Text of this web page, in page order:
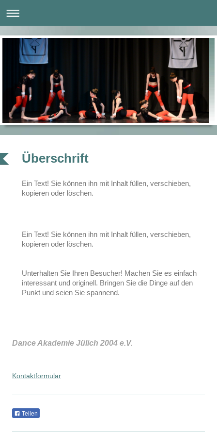
Überschrift
Ein Text! Sie können ihn mit Inhalt füllen, verschieben,
kopieren oder löschen.
Ein Text! Sie können ihn mit Inhalt füllen, verschieben,
kopieren oder löschen.
Unterhalten Sie Ihren Besucher! Machen Sie es einfach
interessant und originell. Bringen Sie die Dinge auf den
Punkt und seien Sie spannend.
Dance Akademie Jülich 2004 e.V.
Kontaktformular
Teilen